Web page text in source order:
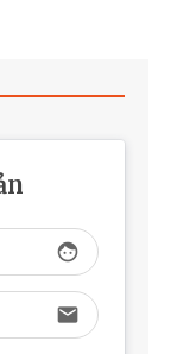
face
email